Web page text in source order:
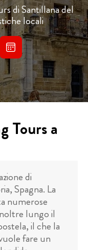
di Santillana del
locali
Tours a
di
Spagna. La
numerose
lungo il
il che la
fare un